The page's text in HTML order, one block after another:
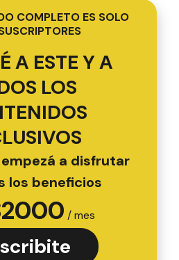
COMPLETO ES SOLO
A ESTE Y A
LOS
a disfrutar
los beneficios
2000 / mes